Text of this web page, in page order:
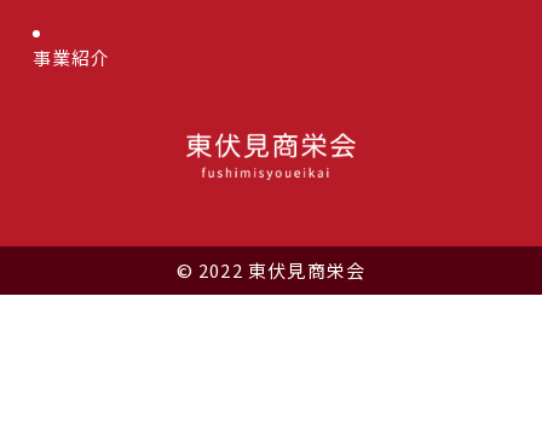
事業紹介
© 2022 東伏見商栄会